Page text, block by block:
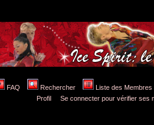
FAQ Rechercher Liste des Membres
Profil
Se connecter pour vérifier ses